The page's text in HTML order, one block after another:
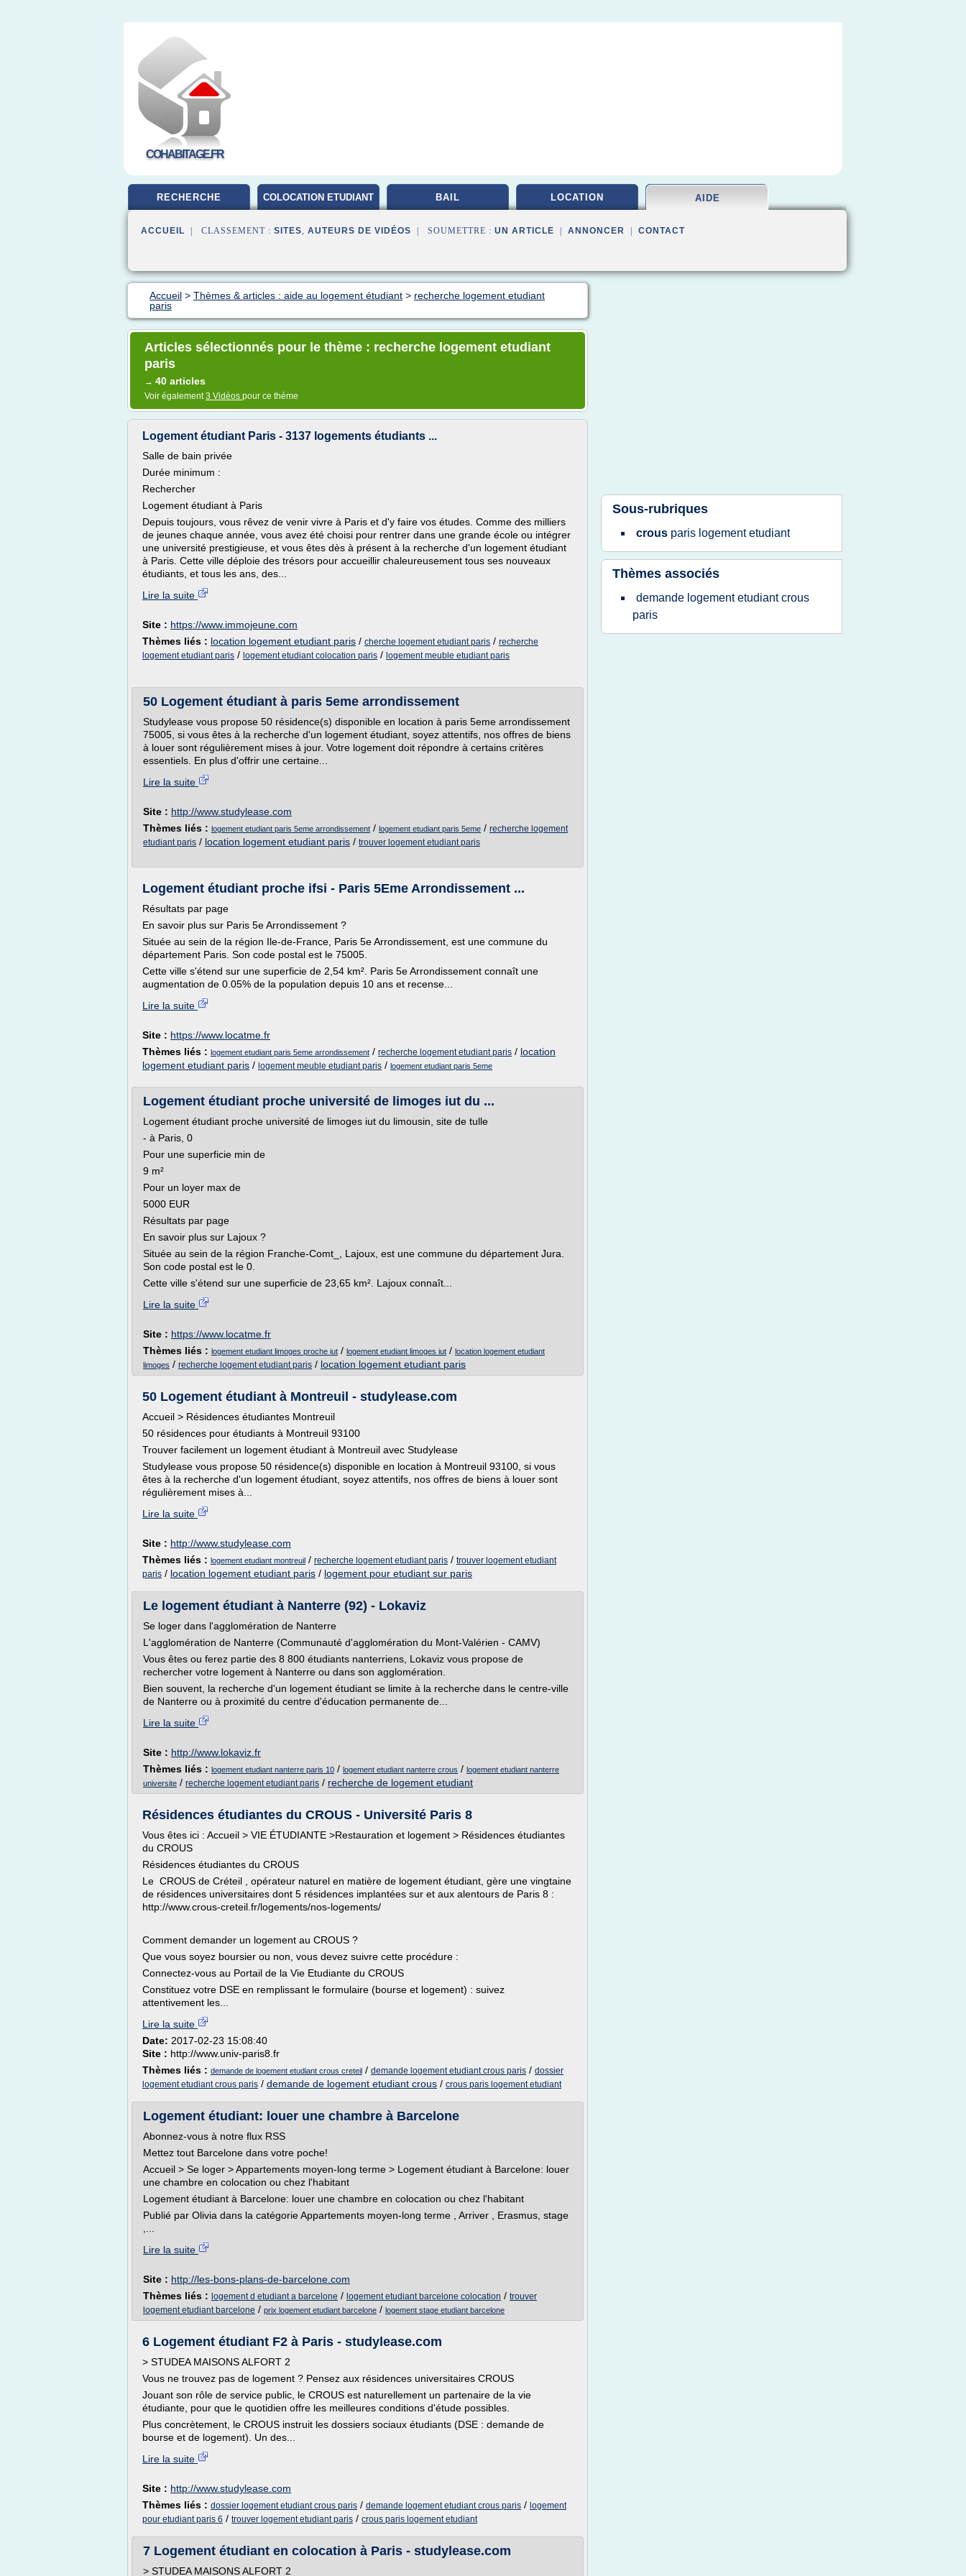
COHABITAGE.FR
RECHERCHE COLOCATION ETUDIANT BAIL LOCATION AIDE
ACCUEIL | CLASSEMENT : SITES, AUTEURS DE VIDÉOS | SOUMETTRE : UN ARTICLE ANNONCER CONTACT
Accueil > Thèmes & articles : aide au logement étudiant > recherche logement etudiant
paris
Articles sélectionnés pour le thème : recherche logement etudiant
paris
→ 40 articles
Voir également3 Vidéos pour ce thème
Logement étudiant Paris - 3137 logements étudiants ...
Salle de bain privée
Durée minimum :
Rechercher
Logement étudiant à Paris
Depuis toujours, vous rêvez de venir vivre à Paris et d'y faire vos études. Comme des milliers
de jeunes chaque année, vous avez été choisi pour rentrer dans une grande école ou intégrer
une université prestigieuse, et vous êtes dès à présent à la recherche d'un logement étudiant
à Paris. Cette ville déploie des trésors pour accueillir chaleureusement tous ses nouveaux
étudiants, et tous les ans, des...
Lire la suite
Site : https://www.immojeune.com
Thèmes liés : location logement etudiant paris / cherche logement etudiant paris / recherche
logement etudiant paris / logement etudiant colocation paris / logement meuble etudiant paris
50 Logement étudiant à paris 5eme arrondissement
Studylease vous propose 50 résidence(s) disponible en location à paris 5eme arrondissement
75005, si vous êtes à la recherche d'un logement étudiant, soyez attentifs, nos offres de biens
à louer sont régulièrement mises à jour. Votre logement doit répondre à certains critères
essentiels. En plus d'offrir une certaine...
Lire la suite
Site : http://www.studylease.com
Thèmes liés : logement etudiant paris 5eme arrondissement / logement etudiant paris 5eme / recherche logement
etudiant paris / location logement etudiant paris / trouver logement etudiant paris
Logement étudiant proche ifsi - Paris 5Eme Arrondissement ...
Résultats par page
En savoir plus sur Paris 5e Arrondissement ?
Située au sein de la région Ile-de-France, Paris 5e Arrondissement, est une commune du
département Paris. Son code postal est le 75005.
Cette ville s'étend sur une superficie de 2,54 km². Paris 5e Arrondissement connaît une
augmentation de 0.05% de la population depuis 10 ans et recense...
Lire la suite
Site : https://www.locatme.fr
Thèmes liés : logement etudiant paris 5eme arrondissement / recherche logement etudiant paris / location
logement etudiant paris / logement meuble etudiant paris / logement etudiant paris 5eme
Logement étudiant proche université de limoges iut du ...
Logement étudiant proche université de limoges iut du limousin, site de tulle
- à Paris, 0
Pour une superficie min de
9 m²
Pour un loyer max de
5000 EUR
Résultats par page
En savoir plus sur Lajoux ?
Située au sein de la région Franche-Comt_, Lajoux, est une commune du département Jura.
Son code postal est le 0.
Cette ville s'étend sur une superficie de 23,65 km². Lajoux connaît...
Lire la suite
Site : https://www.locatme.fr
Thèmes liés : logement etudiant limoges proche iut / logement etudiant limoges iut / location logement etudiant
limoges / recherche logement etudiant paris / location logement etudiant paris
50 Logement étudiant à Montreuil - studylease.com
Accueil > Résidences étudiantes Montreuil
50 résidences pour étudiants à Montreuil 93100
Trouver facilement un logement étudiant à Montreuil avec Studylease
Studylease vous propose 50 résidence(s) disponible en location à Montreuil 93100, si vous
êtes à la recherche d'un logement étudiant, soyez attentifs, nos offres de biens à louer sont
régulièrement mises à...
Lire la suite
Site : http://www.studylease.com
Thèmes liés : logement etudiant montreuil / recherche logement etudiant paris / trouver logement etudiant
paris / location logement etudiant paris / logement pour etudiant sur paris
Le logement étudiant à Nanterre (92) - Lokaviz
Se loger dans l'agglomération de Nanterre
L'agglomération de Nanterre (Communauté d'agglomération du Mont-Valérien - CAMV)
Vous êtes ou ferez partie des 8 800 étudiants nanterriens, Lokaviz vous propose de
rechercher votre logement à Nanterre ou dans son agglomération.
Bien souvent, la recherche d'un logement étudiant se limite à la recherche dans le centre-ville
de Nanterre ou à proximité du centre d'éducation permanente de...
Lire la suite
Site : http://www.lokaviz.fr
Thèmes liés : logement etudiant nanterre paris 10 / logement etudiant nanterre crous / logement etudiant nanterre
universite / recherche logement etudiant paris / recherche de logement etudiant
Résidences étudiantes du CROUS - Université Paris 8
Vous êtes ici : Accueil > VIE ÉTUDIANTE >Restauration et logement > Résidences étudiantes
du CROUS
Résidences étudiantes du CROUS
Le CROUS de Créteil , opérateur naturel en matière de logement étudiant, gère une vingtaine
de résidences universitaires dont 5 résidences implantées sur et aux alentours de Paris 8 :
http://www.crous-creteil.fr/logements/nos-logements/
Comment demander un logement au CROUS ?
Que vous soyez boursier ou non, vous devez suivre cette procédure :
Connectez-vous au Portail de la Vie Etudiante du CROUS
Constituez votre DSE en remplissant le formulaire (bourse et logement) : suivez
attentivement les...
Lire la suite
Date: 2017-02-23 15:08:40
Site : http://www.univ-paris8.fr
Thèmes liés : demande de logement etudiant crous creteil / demande logement etudiant crous paris / dossier
logement etudiant crous paris / demande de logement etudiant crous / crous paris logement etudiant
Logement étudiant: louer une chambre à Barcelone
Abonnez-vous à notre flux RSS
Mettez tout Barcelone dans votre poche!
Accueil > Se loger > Appartements moyen-long terme > Logement étudiant à Barcelone: louer
une chambre en colocation ou chez l'habitant
Logement étudiant à Barcelone: louer une chambre en colocation ou chez l'habitant
Publié par Olivia dans la catégorie Appartements moyen-long terme , Arriver , Erasmus, stage
Lire la suite
Site : http://les-bons-plans-de-barcelone.com
Thèmes liés : logement d etudiant a barcelone / logement etudiant barcelone colocation / trouver
logement etudiant barcelone / prix logement etudiant barcelone / logement stage etudiant barcelone
6 Logement étudiant F2 à Paris - studylease.com
> STUDEA MAISONS ALFORT 2
Vous ne trouvez pas de logement ? Pensez aux résidences universitaires CROUS
Jouant son rôle de service public, le CROUS est naturellement un partenaire de la vie
étudiante, pour que le quotidien offre les meilleures conditions d'étude possibles.
Plus concrètement, le CROUS instruit les dossiers sociaux étudiants (DSE : demande de
bourse et de logement). Un des...
Lire la suite
Site : http://www.studylease.com
Thèmes liés : dossier logement etudiant crous paris / demande logement etudiant crous paris / logement
pour etudiant paris 6 / trouver logement etudiant paris / crous paris logement etudiant
7 Logement étudiant en colocation à Paris - studylease.com
> STUDEA MAISONS ALFORT 2
Sous-rubriques
crous paris logement etudiant
Thèmes associés
demande logement etudiant crous
paris